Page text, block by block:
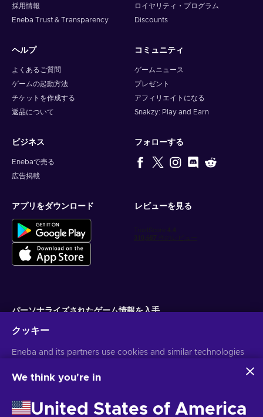
採用情報
Eneba Trust & Transparency
ロイヤリティ・プログラム
Discounts
ヘルプ
よくあるご質問
ゲームの起動方法
チケットを作成する
返品について
コミュニティ
ゲームニュース
プレゼント
アフィリエイトになる
Snakzy: Play and Earn
ビジネス
Enebaで売る
広告掲載
フォローする
アプリをダウンロード レビューを見る
パーソナライズされたゲーム情報を入手
配信停止はいつでも可能です。詳しくは個人情報保護方針をご覧くださ
クッキー
Eneba and its partners use cookies and similar technologies
website. We use this information to enhance content,
may also be used for ads personalization.
By clicking 'Accept all', you consent to the use of these
We think you're in
United States of America